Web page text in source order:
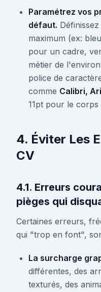
Paramétrez vos
défaut.
maximum (ex:
pour un cadre,
métier de
police de
comme Calibri,
11pt pour le corps
4. Éviter Les
CV
4.1. Erreurs
pièges qui
Certaines erreurs,
qui "trop en font",
La surcharge
différentes, des
texturés, des